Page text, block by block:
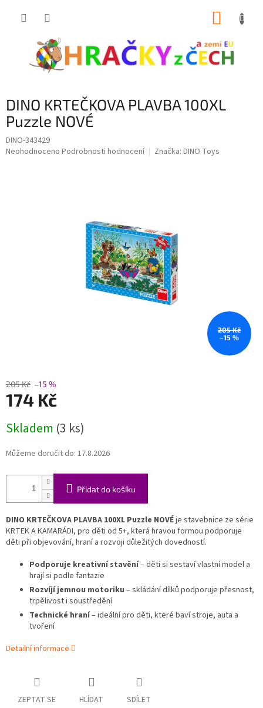
DINO KRTEČKOVA PLAVBA 100XL
Puzzle NOVÉ
DINO-343429
Průměrné
Neohodnoceno Podrobnosti hodnocení Značka: DINO Toys
205 Kč
–15 %
205 Kč –15 %
174 Kč
cena:
Skladem (3 ks)
Můžeme doručit do: 17.8.2026
Přidat do košíku
DINO KRTEČKOVA PLAVBA 100XL Puzzle NOVÉje stavebnice ze série
KRTEK A KAMARÁDI, pro děti od 5+, která hravou formou podporuje
děti při objevování, hraní a rozvoji důležitých dovedností.
Podporuje kreativní stavění– děti si sestaví vlastní model a
hrají si podle fantazie
Rozvíjí jemnou motoriku – skládání dílků podporuje přesnost,
trpělivost i soustředění
Technické hraní– ideální pro děti, které baví stroje, auta a
tvoření
Detailní informace
ZEPTAT SE HLÍDAT SDÍLET